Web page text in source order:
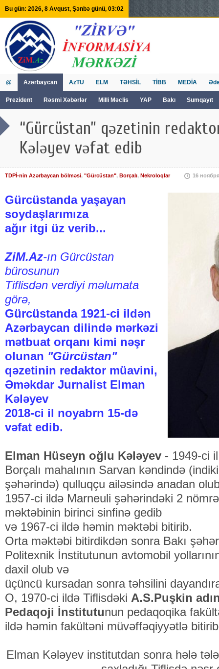
Bu gün: 2026, 8 Avqust, Şənbə günü, 03:02
@ Azərbaycan
Prezident Rəsmi Xəbərlər Milli Məclis YAP Bakı Sumqayıt
AzTU ELM TƏHSİL TİBB MEDİA
“Gürcüstan” qəzetinin
Kələyev vəfat edib
TDPİ-nin Azərbaycan bölməsi, "Gürcüstan", Borçalı, Nekroloqlar 16
Gürcüstanda yaşayan
soydaşlarımıza
ağır itgi üz verib...
ZiM.Az-ın Gürcüstan
bürosunun
Tiflisdən verdiyi məlumata
görə,
Gürcüstanda 1921-ci ildən
Azərbaycan dilində mərkəzi
mətbuat orqanı kimi nəşr
olunan "Gürcüstan"
qəzetinin redaktor müavini,
Əməkdar Jurnalist Elman
Kələyev
2018-ci il noyabrn 15-də
vəfat edib.
Elman Hüseyn oğlu Kələyev - 1949-ci
Borçalı mahalının Sarvan kəndində
şəhərində) qulluqçu ailəsində anadan
1957-ci ildə Marneuli şəhərindəki 2
məktəbinin birinci sinﬁnə gedib
və 1967-ci ildə həmin məktəbi bitirib.
Orta məktəbi bitirdikdən sonra Bakı
Politexnik İnstitutunun avtomobil
daxil olub və
üçüncü kursadan sonra təhsilini
O, 1970-ci ildə Tiﬂisdəki A.S.Puşkin
Pedaqoji İnstitutunun pedaqoqika
ildə həmin fakültəni müvəffəqiyyətlə
Elman Kələyev institutdan sonra hələ